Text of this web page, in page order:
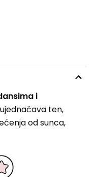
i
ten,
od sunca,